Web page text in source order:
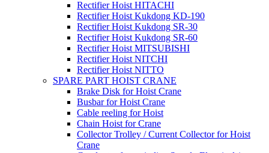
Rectifier Hoist HITACHI
Rectifier Hoist Kukdong KD-190
Rectifier Hoist Kukdong SR-30
Rectifier Hoist Kukdong SR-60
Rectifier Hoist MITSUBISHI
Rectifier Hoist NITCHI
Rectifier Hoist NITTO
SPARE PART HOIST CRANE
Brake Disk for Hoist Crane
Busbar for Hoist Crane
Cable reeling for Hoist
Chain Hoist for Crane
Collector Trolley / Current Collector for Hoist
Crane